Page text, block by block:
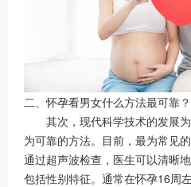
二、怀孕看男女什么方法最可靠？
其次，现代科学技术的发展为
为可靠的方法。目前，最为常见
通过超声波检查，医生可以清晰
包括性别特征。通常在怀孕16周